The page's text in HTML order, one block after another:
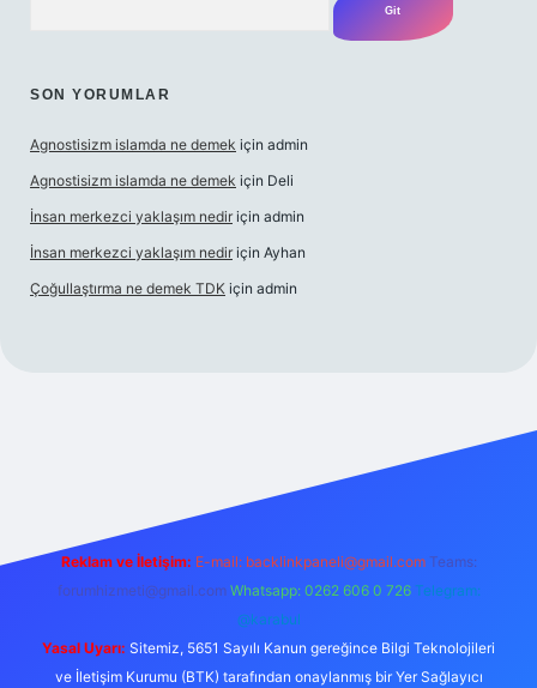
SON YORUMLAR
Agnostisizm islamda ne demek için admin
Agnostisizm islamda ne demek için Deli
İnsan merkezci yaklaşım nedir için admin
İnsan merkezci yaklaşım nedir için Ayhan
Çoğullaştırma ne demek TDK için admin
Reklam ve İletişim: E-mail: backlinkpaneli@gmail.com Teams:
forumhizmeti@gmail.com Whatsapp: 0262 606 0 726 Telegram:
@karabul
Yasal Uyarı: Sitemiz, 5651 Sayılı Kanun gereğince Bilgi Teknolojileri
ve İletişim Kurumu (BTK) tarafından onaylanmış bir Yer Sağlayıcı